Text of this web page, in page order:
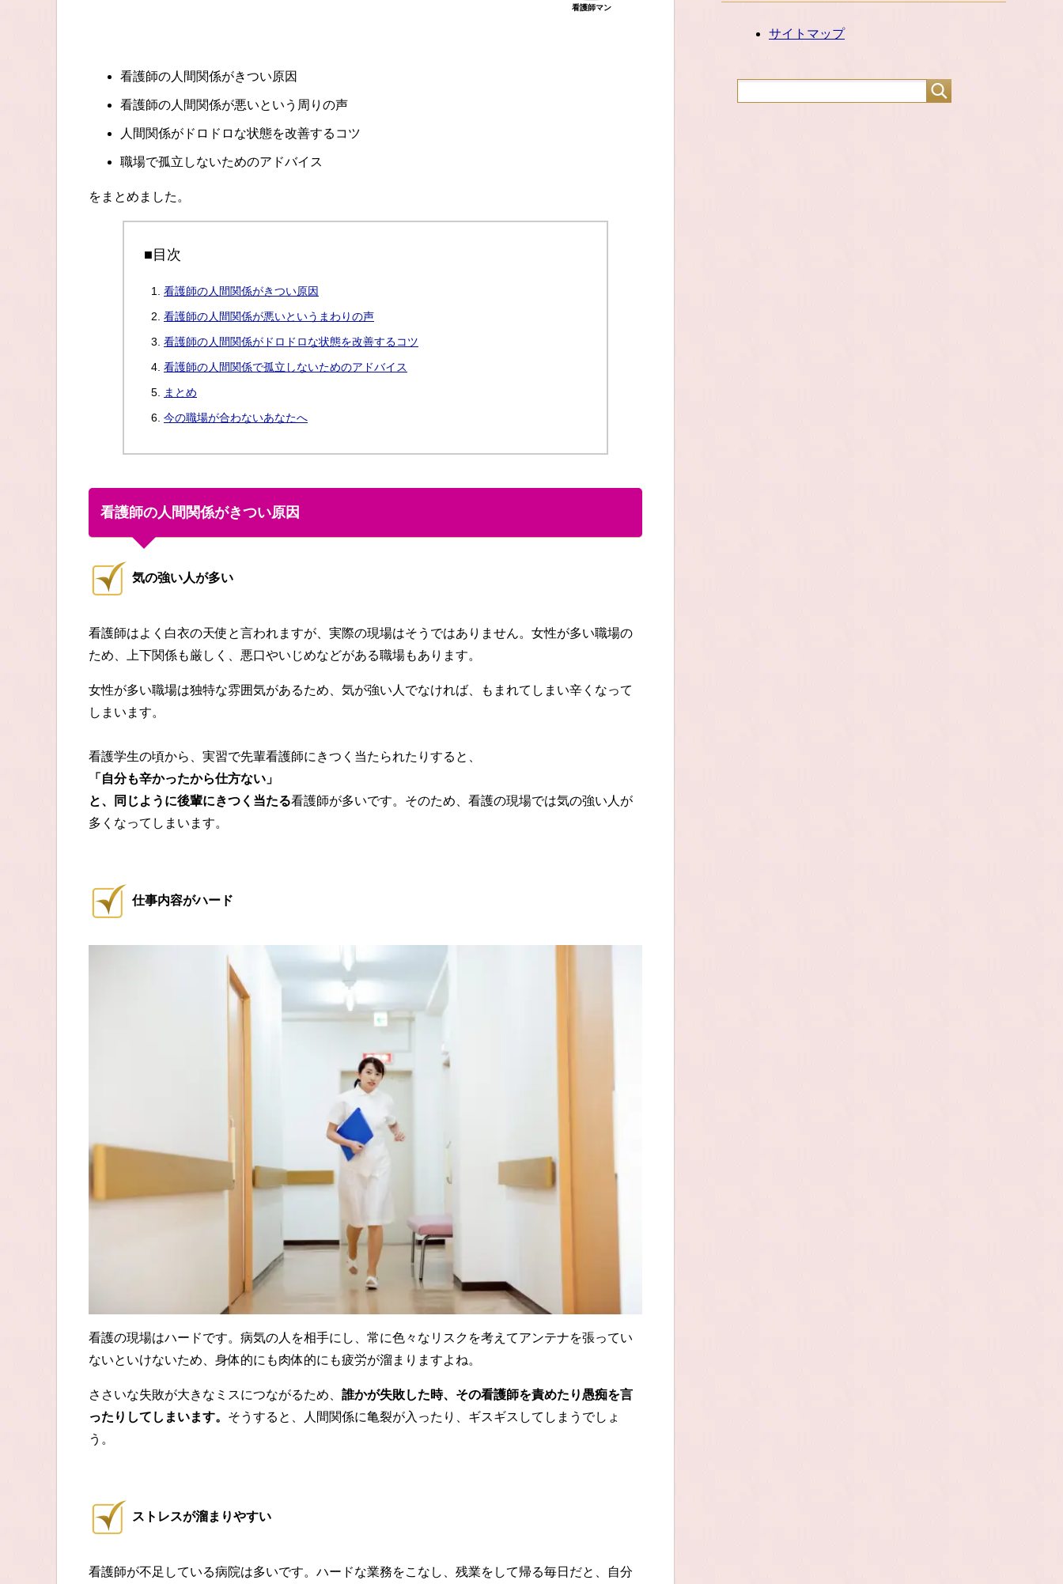
看護師マン
看護師の人間関係がきつい原因
看護師の人間関係が悪いという周りの声
人間関係がドロドロな状態を改善するコツ
職場で孤立しないためのアドバイス
をまとめました。
■目次
看護師の人間関係がきつい原因
看護師の人間関係が悪いというまわりの声
看護師の人間関係がドロドロな状態を改善するコツ
看護師の人間関係で孤立しないためのアドバイス
まとめ
今の職場が合わないあなたへ
看護師の人間関係がきつい原因
気の強い人が多い
看護師はよく白衣の天使と言われますが、実際の現場はそうではありません。女性が多い職場の
ため、上下関係も厳しく、悪口やいじめなどがある職場もあります。
女性が多い職場は独特な雰囲気があるため、気が強い人でなければ、もまれてしまい辛くなって
しまいます。
看護学生の頃から、実習で先輩看護師にきつく当たられたりすると、
「自分も辛かったから仕方ない」
と、同じように後輩にきつく当たる看護師が多いです。そのため、看護の現場では気の強い人が
多くなってしまいます。
仕事内容がハード
看護の現場はハードです。病気の人を相手にし、常に色々なリスクを考えてアンテナを張ってい
ないといけないため、身体的にも肉体的にも疲労が溜まりますよね。
ささいな失敗が大きなミスにつながるため、 誰かが失敗した時、その看護師を責めたり愚痴を言
ったりしてしまいます。 そうすると、人間関係に亀裂が入ったり、ギスギスしてしまうでしょ
う。
ストレスが溜まりやすい
看護師が不足している病院は多いです。ハードな業務をこなし、残業をして帰る毎日だと、自分
サイトマップ